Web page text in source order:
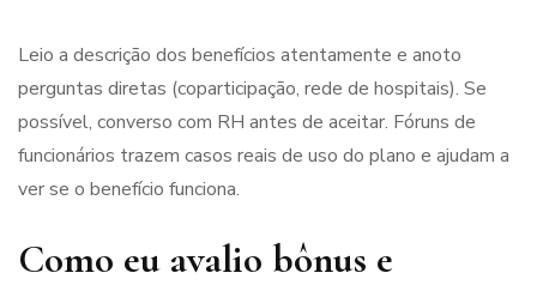
Leio a descrição dos benefícios atentamente e anoto
perguntas diretas (coparticipação, rede de hospitais). Se
possível, converso com RH antes de aceitar. Fóruns de
funcionários trazem casos reais de uso do plano e ajudam a
ver se o benefício funciona.
Como eu avalio bônus e